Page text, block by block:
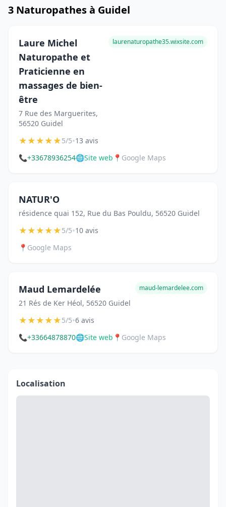
3 Naturopathes à Guidel
Laure Michel
Naturopathe et
Praticienne en
massages de bien-
être
7 Rue des Marguerites,
56520 Guidel
laurenaturopathe35.wixsite.com
★★★★★5/5•13 avis
📞+33678936254🌐Site web 📍 Google Maps
NATUR'O
résidence quai 152, Rue du Bas Pouldu, 56520 Guidel
★★★★★5/5•10 avis
📍 Google Maps
Maud Lemardelée
21 Rés de Ker Héol, 56520 Guidel
maud-lemardelee.com
★★★★★5/5•6 avis
📞+33664878870🌐Site web 📍 Google Maps
Localisation